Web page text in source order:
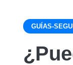
GUÍAS-